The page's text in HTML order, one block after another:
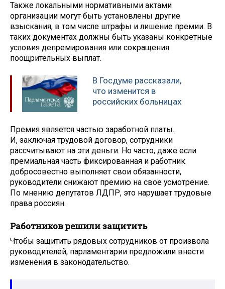
Также локальными нормативными актами
организации могут быть установлены другие
взыскания, в том числе штрафы и лишение премии. В
таких документах должны быть указаны конкретные
условия депремирования или сокращения
поощрительных выплат.
В Госдуме рассказали,
что изменится в
российских больницах
Премия является частью заработной платы.
И, заключая трудовой договор, сотрудники
рассчитывают на эти деньги. Но часто, даже если
премиальная часть фиксированная и работник
добросовестно выполняет свои обязанности,
руководители снижают премию на свое усмотрение.
По мнению депутатов ЛДПР, это нарушает трудовые
права россиян.
Работников решили защитить
Чтобы защитить рядовых сотрудников от произвола
руководителей, парламентарии предложили внести
изменения в законодательство.